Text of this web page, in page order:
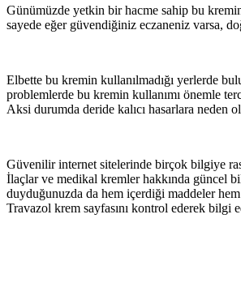
Günümüzde yetkin bir hacme sahip bu
sayede eğer güvendiğiniz eczaneniz varsa,
Elbette bu kremin kullanılmadığı yerlerde
problemlerde bu kremin kullanımı önemle
Aksi durumda deride kalıcı hasarlara neden
Güvenilir internet sitelerinde birçok bilgiye
İlaçlar ve medikal kremler hakkında güncel
duyduğunuzda da hem içerdiği maddeler hem
Travazol krem sayfasını kontrol ederek